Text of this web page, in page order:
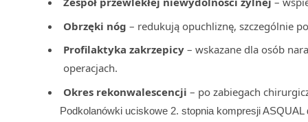
Obrzęki nóg – redukują opuchliznę, szczególnie
Profilaktyka zakrzepicy – wskazane dla osób
operacjach.
Okres rekonwalescencji – po zabiegach
Podkolanówki uciskowe 2. stopnia kompresji